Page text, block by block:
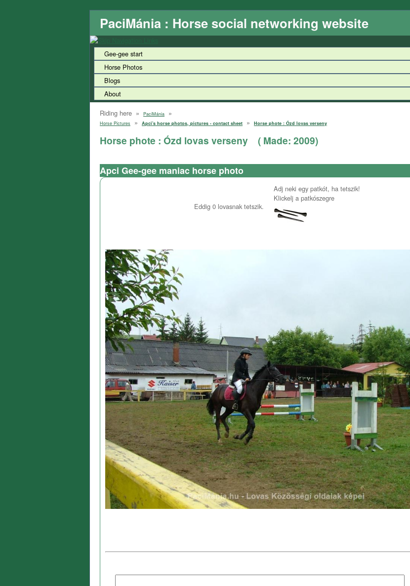
PaciMánia : Horse social networking website
Gee-gee start
Horse Photos
Blogs
About
Riding here » PaciMánia »
Horse Pictures » Apci's horse photos, pictures - contact sheet » Horse phote : Ózd lovas verseny
Horse phote : Ózd lovas verseny ( Made: 2009)
Apci Gee-gee maniac horse photo
Eddig 0 lovasnak tetszik.
Adj neki egy patkót, ha tetszik!
Klickelj a patkószegre